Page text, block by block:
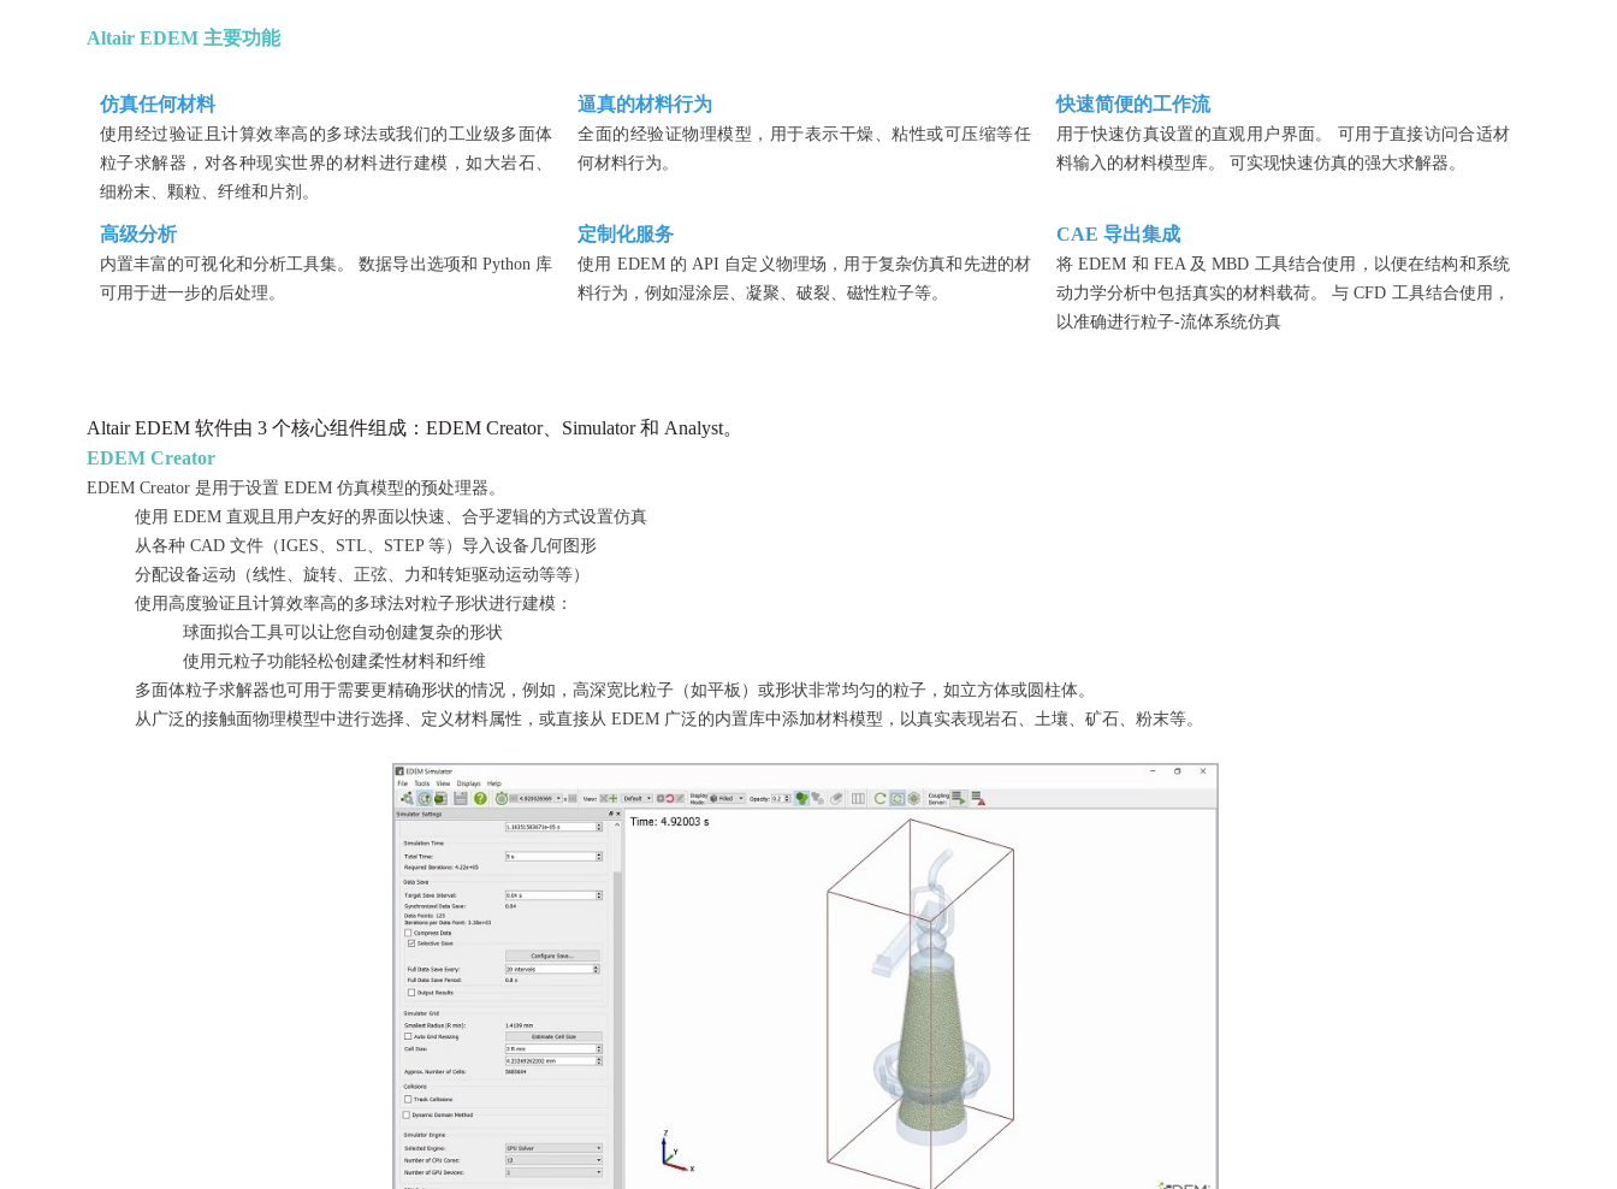
Altair EDEM 主要功能
仿真任何材料
使用经过验证且计算效率高的多球法或我们的工业级多面体
粒子求解器，对各种现实世界的材料进行建模，如大岩石、
细粉末、颗粒、纤维和片剂。
逼真的材料行为
全面的经验证物理模型，用于表示干燥、粘性或可压缩等任
何材料行为。
快速简便的工作流
用于快速仿真设置的直观用户界面。 可用于直接访问合适材
料输入的材料模型库。 可实现快速仿真的强大求解器。
高级分析
内置丰富的可视化和分析工具集。 数据导出选项和 Python 库
可用于进一步的后处理。
定制化服务
使用 EDEM 的 API 自定义物理场，用于复杂仿真和先进的材
料行为，例如湿涂层、凝聚、破裂、磁性粒子等。
CAE 导出集成
将 EDEM 和 FEA 及 MBD 工具结合使用，以便在结构和系统
动力学分析中包括真实的材料载荷。 与 CFD 工具结合使用，
以准确进行粒子-流体系统仿真
Altair EDEM 软件由 3 个核心组件组成：EDEM Creator、Simulator 和 Analyst。
EDEM Creator
EDEM Creator 是用于设置 EDEM 仿真模型的预处理器。
使用 EDEM 直观且用户友好的界面以快速、合乎逻辑的方式设置仿真
从各种 CAD 文件（IGES、STL、STEP 等）导入设备几何图形
分配设备运动（线性、旋转、正弦、力和转矩驱动运动等等）
使用高度验证且计算效率高的多球法对粒子形状进行建模：
球面拟合工具可以让您自动创建复杂的形状
使用元粒子功能轻松创建柔性材料和纤维
多面体粒子求解器也可用于需要更精确形状的情况，例如，高深宽比粒子（如平板）或形状非常均匀的粒子，如立方体或圆柱体。
从广泛的接触面物理模型中进行选择、定义材料属性，或直接从 EDEM 广泛的内置库中添加材料模型，以真实表现岩石、土壤、矿石、粉末等。